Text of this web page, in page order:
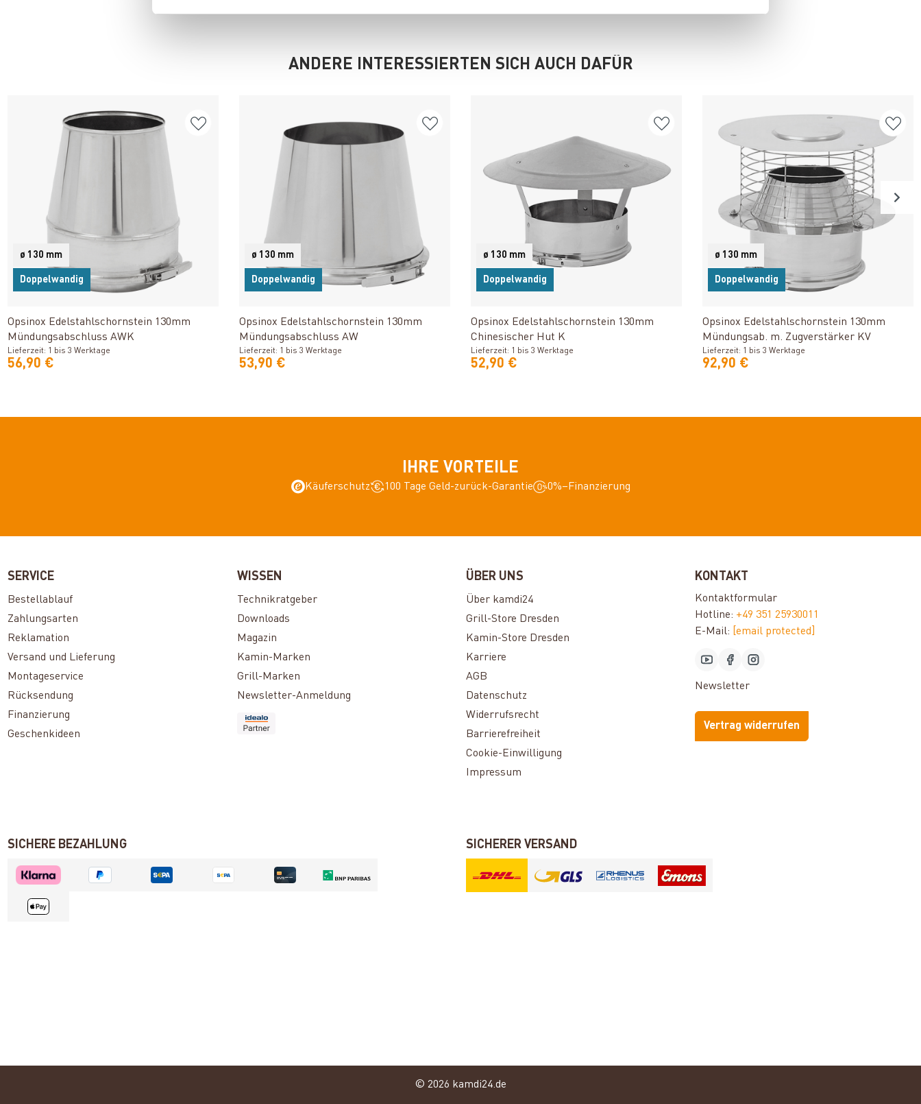
ANDERE INTERESSIERTEN SICH AUCH DAFÜR
ø 130 mm
Doppelwandig
Opsinox Edelstahlschornstein 130mm
Mündungsabschluss AWK
Lieferzeit: 1 bis 3 Werktage
56,90 €
ø 130 mm
Doppelwandig
Opsinox Edelstahlschornstein 130mm
Mündungsabschluss AW
Lieferzeit: 1 bis 3 Werktage
53,90 €
ø 130 mm
Doppelwandig
Opsinox Edelstahlschornstein 130mm
Chinesischer Hut K
Lieferzeit: 1 bis 3 Werktage
52,90 €
ø 130 mm
Doppelwandig
Opsinox Edelstahlschornstein 130mm
Mündungsab. m. Zugverstärker KV
Lieferzeit: 1 bis 3 Werktage
92,90 €
IHRE VORTEILE
Käuferschutz 100 Tage Geld-zurück-Garantie 0%–Finanzierung
SERVICE
Bestellablauf
Zahlungsarten
Reklamation
Versand und Lieferung
Montageservice
Rücksendung
Finanzierung
Geschenkideen
WISSEN
Technikratgeber
Downloads
Magazin
Kamin-Marken
Grill-Marken
Newsletter-Anmeldung
ÜBER UNS
Über kamdi24
Grill-Store Dresden
Kamin-Store Dresden
Karriere
AGB
Datenschutz
Widerrufsrecht
Barrierefreiheit
Cookie-Einwilligung
Impressum
KONTAKT
Kontaktformular
Hotline: +49 351 25930011
E-Mail:
[email protected]
Newsletter
Vertrag widerrufen
SICHERE BEZAHLUNG SICHERER VERSAND
© 2026 kamdi24.de